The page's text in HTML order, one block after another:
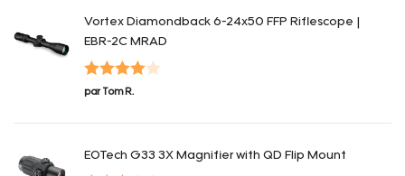
Vortex Diamondback 6-24x50 FFP Riflescope |
EBR-2C MRAD
Note4
par Tom R.
EOTech G33 3X Magnifier with QD Flip Mount